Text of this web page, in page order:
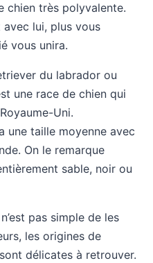
chien très polyvalente.
lui, plus vous
vous unira.
du labrador ou
une race de chien qui
Uni.
une taille moyenne avec
On le remarque
sable, noir ou
pas simple de les
les origines de
délicates à retrouver.